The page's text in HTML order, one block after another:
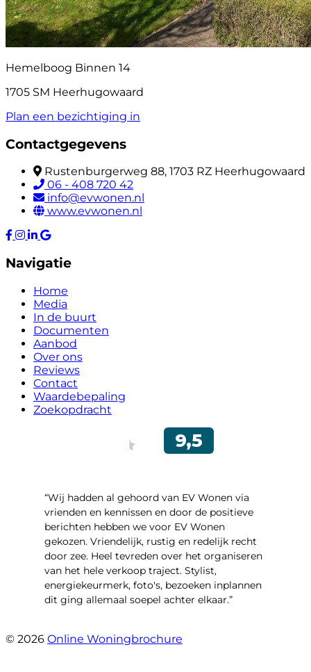
Hemelboog Binnen 14
1705 SM Heerhugowaard
Plan een bezichtiging in
Contactgegevens
Rustenburgerweg 88, 1703 RZ Heerhugowaard
06 - 408 720 42
info@evwonen.nl
www.evwonen.nl
Navigatie
Home
Media
In de buurt
Documenten
Aanbod
Over ons
Reviews
Contact
Waardebepaling
Zoekopdracht
“Wij hadden al gehoord van EV Wonen via
vrienden en kennissen en door de positieve
berichten hebben we voor EV Wonen
gekozen. Vriendelijk, rustig en redelijk recht
door zee. Heel tevreden over het organiseren
van het hele verkoop traject. Stylist,
energiekeurmerk, foto's, bezoeken inplannen
dit ging allemaal soepel achter elkaar.”
© 2026 Online Woningbrochure